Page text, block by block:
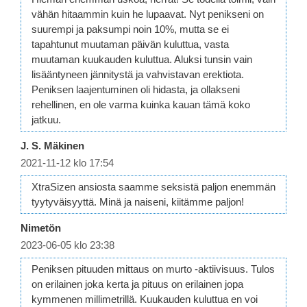
vähän hitaammin kuin he lupaavat. Nyt penikseni on
suurempi ja paksumpi noin 10%, mutta se ei
tapahtunut muutaman päivän kuluttua, vasta
muutaman kuukauden kuluttua. Aluksi tunsin vain
lisääntyneen jännitystä ja vahvistavan erektiota.
Peniksen laajentuminen oli hidasta, ja ollakseni
rehellinen, en ole varma kuinka kauan tämä koko
jatkuu.
J. S. Mäkinen
2021-11-12 klo 17:54
XtraSizen ansiosta saamme seksistä paljon enemmän
tyytyväisyyttä. Minä ja naiseni, kiitämme paljon!
Nimetön
2023-06-05 klo 23:38
Peniksen pituuden mittaus on murto -aktiivisuus. Tulos
on erilainen joka kerta ja pituus on erilainen jopa
kymmenen millimetrillä. Kuukauden kuluttua en voi